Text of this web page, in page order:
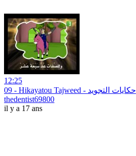
12:25
09 - Hikayatou Tajweed - حكايات التجويد
thedentist69800
il y a 17 ans